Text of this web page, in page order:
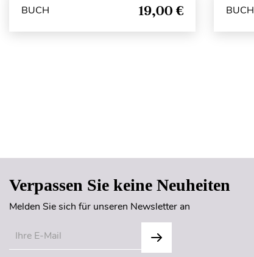
BUCH 19,00 € BUCH
Verpassen Sie keine Neuheiten
Melden Sie sich für unseren Newsletter an